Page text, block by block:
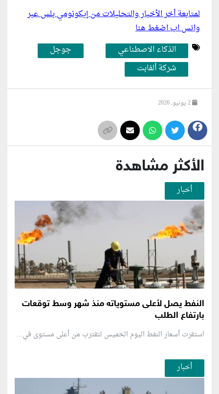
لمتابعة أخر الأخبار والتحليلات من إيكونومي بلس عبر
واتس اب اضغط هنا
الذكاء الاصطناعي
جوجل
شركة ألفابت
الأكثر مشاهدة
أخبار
النفط يصل لأعلى مستوياته منذ شهر وسط توقعات
بارتفاع الطلب
استقرت أسعار النفط اليوم الخميس لتقترب من أعلى مستوى في...
أخبار